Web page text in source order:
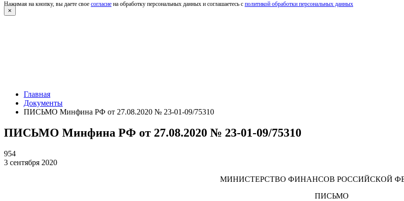
Нажимая на кнопку, вы даете свое согласие на обработку персональных данных и соглашаетесь с политикой обработки персональных данных
×
Главная
Документы
ПИСЬМО Минфина РФ от 27.08.2020 № 23-01-09/75310
ПИСЬМО Минфина РФ от 27.08.2020 № 23-01-09/75310
954
3 сентября 2020
МИНИСТЕРСТВО ФИНАНСОВ РОССИЙСКОЙ
ПИСЬМО